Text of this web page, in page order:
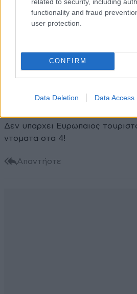
functionality and fraud
user protection.
CONFIRM
Data Deletion Data Access
Xαρακτήρες: 0/1000
Διαβάστε και ακολουθήστε τους
04·06·2026 12:54
Δεν υπαρχει Ευρωπαιος
ντοματα στα 4!
Απαντήστε